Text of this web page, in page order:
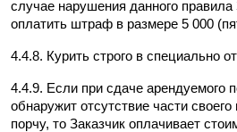
случае нарушения данного правила
оплатить штраф в размере 5 000
4.4.8. Курить строго в специально
4.4.9. Если при сдаче арендуемого
обнаружит отсутствие части
порчу, то Заказчик оплачивает